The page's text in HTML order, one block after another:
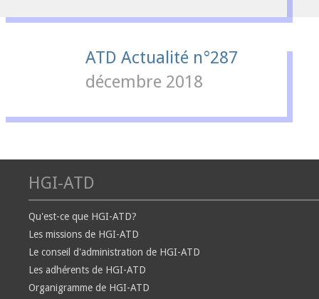
ATD Actualité n°287
décembre 2018
HGI-ATD
Qu'est-ce que HGI-ATD?
Les missions de HGI-ATD
Le conseil d'administration de HGI-ATD
Les adhérents de HGI-ATD
Organigramme de HGI-ATD